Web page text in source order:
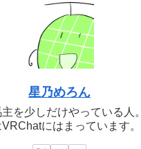
星乃めろん
を少しだけやっている人。
にはまっています。